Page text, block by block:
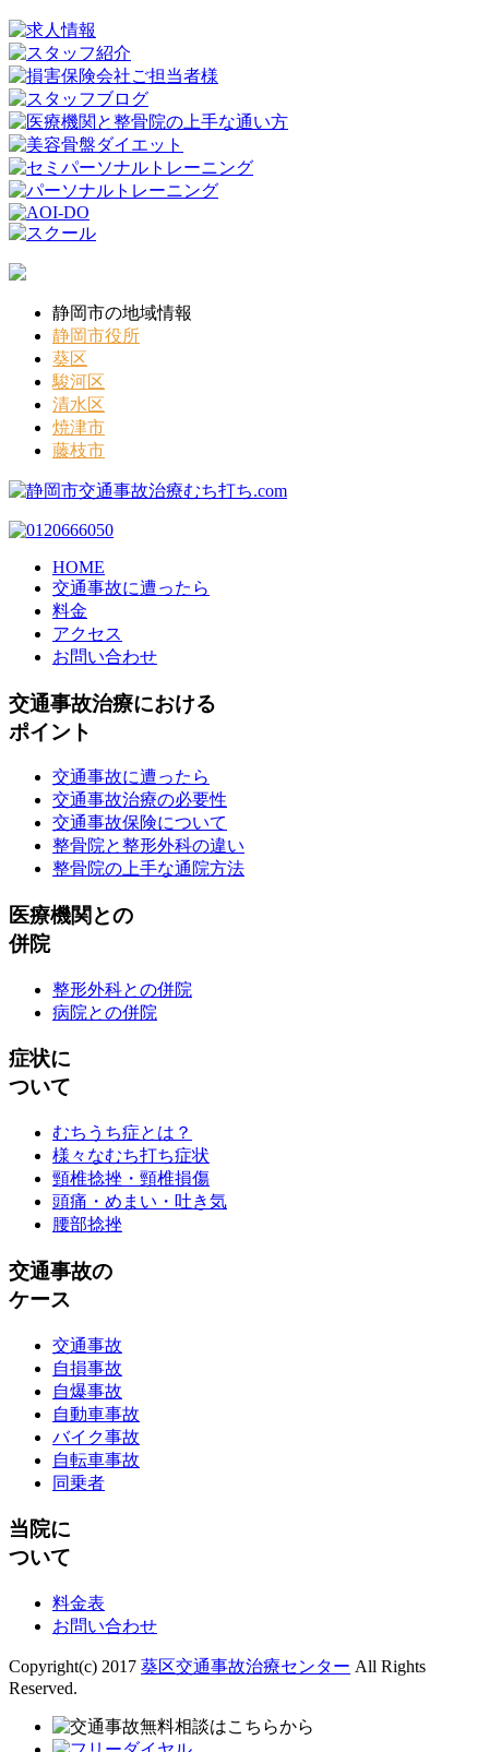
静岡市の地域情報
静岡市役所
葵区
駿河区
清水区
焼津市
藤枝市
HOME
交通事故に遭ったら
料金
アクセス
お問い合わせ
交通事故治療における
ポイント
交通事故に遭ったら
交通事故治療の必要性
交通事故保険について
整骨院と整形外科の違い
整骨院の上手な通院方法
医療機関との
併院
整形外科との併院
病院との併院
症状に
ついて
むちうち症とは？
様々なむち打ち症状
頸椎捻挫・頸椎損傷
頭痛・めまい・吐き気
腰部捻挫
交通事故の
ケース
交通事故
自損事故
自爆事故
自動車事故
バイク事故
自転車事故
同乗者
当院に
ついて
料金表
お問い合わせ
Copyright(c) 2017 葵区交通事故治療センター All Rights
Reserved.